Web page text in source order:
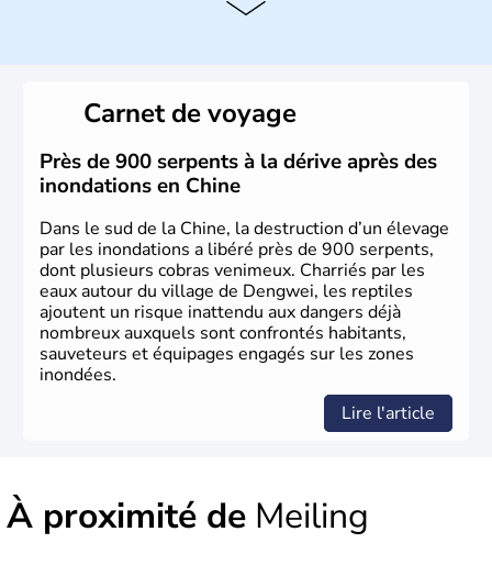
dynasties. La dynastie Qing a été la dernière à régner
jusqu'aux guerres de l'opium lorsque la Chine s'est
constituée comme nation et a retrouvé son indépendance
en 1945. Illustre pays en matière d'inventions avant-
gardistes, la Chine a été la première utilisatrice du papier,
de l'imprimerie à caractères mobiles, de la boussole et de
la poudre à canon.
Carnet de voyage
Près de 900 serpents à la dérive après des
inondations en Chine
Dans le sud de la Chine, la destruction d’un élevage
par les inondations a libéré près de 900 serpents,
dont plusieurs cobras venimeux. Charriés par les
eaux autour du village de Dengwei, les reptiles
ajoutent un risque inattendu aux dangers déjà
nombreux auxquels sont confrontés habitants,
sauveteurs et équipages engagés sur les zones
inondées.
Lire l'article
À proximité de Meiling